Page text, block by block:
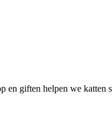
giften helpen we katten